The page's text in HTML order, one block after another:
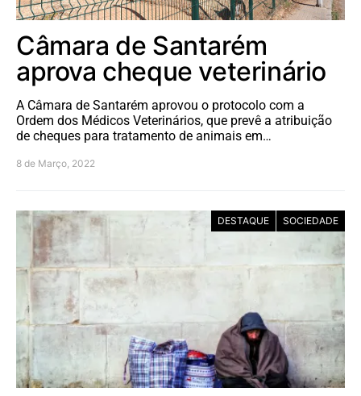
Câmara de Santarém
aprova cheque veterinário
A Câmara de Santarém aprovou o protocolo com a
Ordem dos Médicos Veterinários, que prevê a atribuição
de cheques para tratamento de animais em…
8 de Março, 2022
DESTAQUE SOCIEDADE